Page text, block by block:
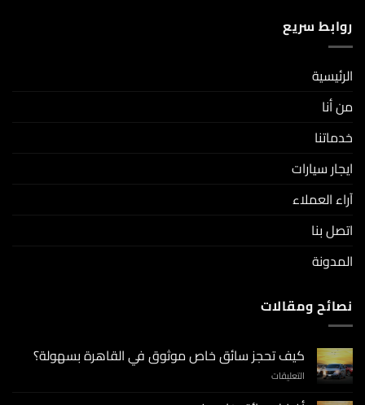
روابط سريع
الرئيسية
من أنا
خدماتنا
ايجار سيارات
آراء العملاء
اتصل بنا
المدونة
نصائح ومقالات
كيف تحجز سائق خاص موثوق في القاهرة بسهولة؟
التعليقات